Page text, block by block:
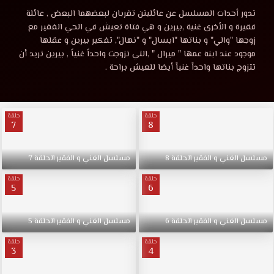
الغني
و
الفقير
الحلقة
موقع
عشق
مشاهدة
مسلسل
الغني
و
الفقير
موقع
تدور
أحدات
عائليتن
تقربان
تدور أحدات المسلسل عن عائليتن تقربان لبعضهما البعض , عائلة
فقيرة و الأخرى غنية ,بيرين و هي فتاة تعيش في الحي الفقير مع
زوجها "والي" و بناتها "ايسال" و "نهال", تفكير بيرين و عقلها
موجود عند ابنة عمها " ميرال " ,التي تزوجت واحداً غنياً , بيرين تريد أن
تتزوج بناتها واحداً غنياً أيضا للعيش براحة .
حلقة
8
مسلسلالغنيوالفقيرالحلقة8
حلقة
7
مسلسلالغنيوالفقيرالحلقة7
حلقة
6
مسلسلالغنيوالفقيرالحلقة6
حلقة
5
مسلسلالغنيوالفقيرالحلقة5
حلقة
4
حلقة
3